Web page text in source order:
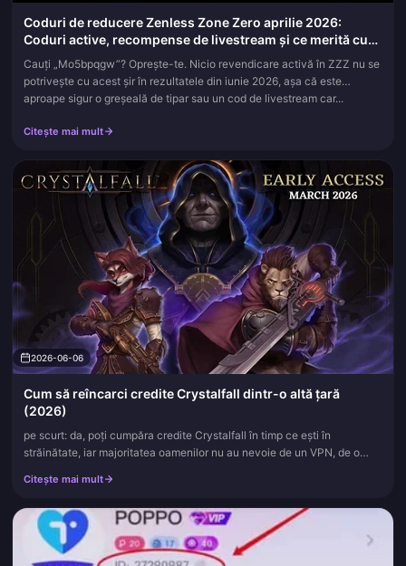
Coduri de reducere Zenless Zone Zero aprilie 2026:
Coduri active, recompense de livestream și ce merită cu
adevărat revendicat
Cauți „Mo5bpqgw”? Oprește-te. Nicio revendicare activă în ZZZ nu se
potrivește cu acest șir în rezultatele din iunie 2026, așa că este
aproape sigur o greșeală de tipar sau un cod de livestream car...
Citește mai mult
2026-06-06
Cum să reîncarci credite Crystalfall dintr-o altă țară
(2026)
pe scurt: da, poți cumpăra credite Crystalfall în timp ce ești în
străinătate, iar majoritatea oamenilor nu au nevoie de un VPN, de o
Citește mai mult